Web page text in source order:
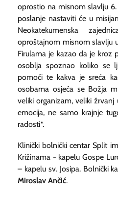
oprostio na misnom slavlju
poslanje nastaviti će u
Neokatekumenska
oproštajnom misnom slavlju
Firulama je kazao da je kroz
osoblja spoznao koliko se
pomoći te kakva je sreća
osobama osjeća se Božja
veliki organizam, veliki
emocija, ne samo krajnje
radosti“.
Klinički bolnički centar Split
Križinama - kapelu Gospe
– kapelu sv. Josipa. Bolnički
Miroslav Ančić.